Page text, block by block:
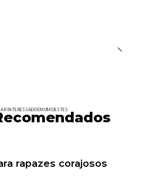
INTERESSADO EM UM DESTES
rapazes corajosos